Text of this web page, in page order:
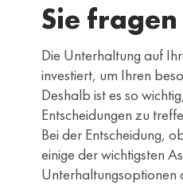
Sie fragen
Die Unterhaltung auf
investiert, um Ihren
Deshalb ist es so
Entscheidungen zu
Bei der Entscheidung,
einige der wichtigsten
Unterhaltungsoptionen